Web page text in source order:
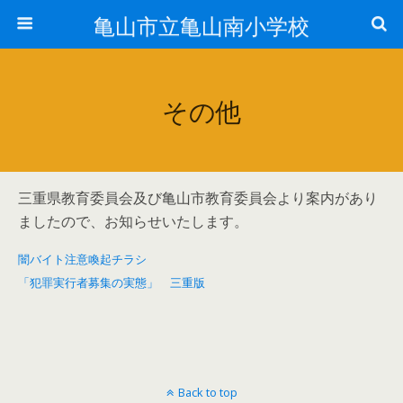
亀山市立亀山南小学校
その他
三重県教育委員会及び亀山市教育委員会より案内があり
ましたので、お知らせいたします。
闇バイト注意喚起チラシ
「犯罪実行者募集の実態」 三重版
Back to top